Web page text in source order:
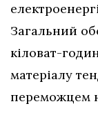
Загальний
кіловат-
матеріалу
переможцем